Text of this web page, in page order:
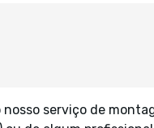
serviço de